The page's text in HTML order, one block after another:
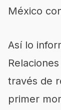
México
Así lo
través de
primer